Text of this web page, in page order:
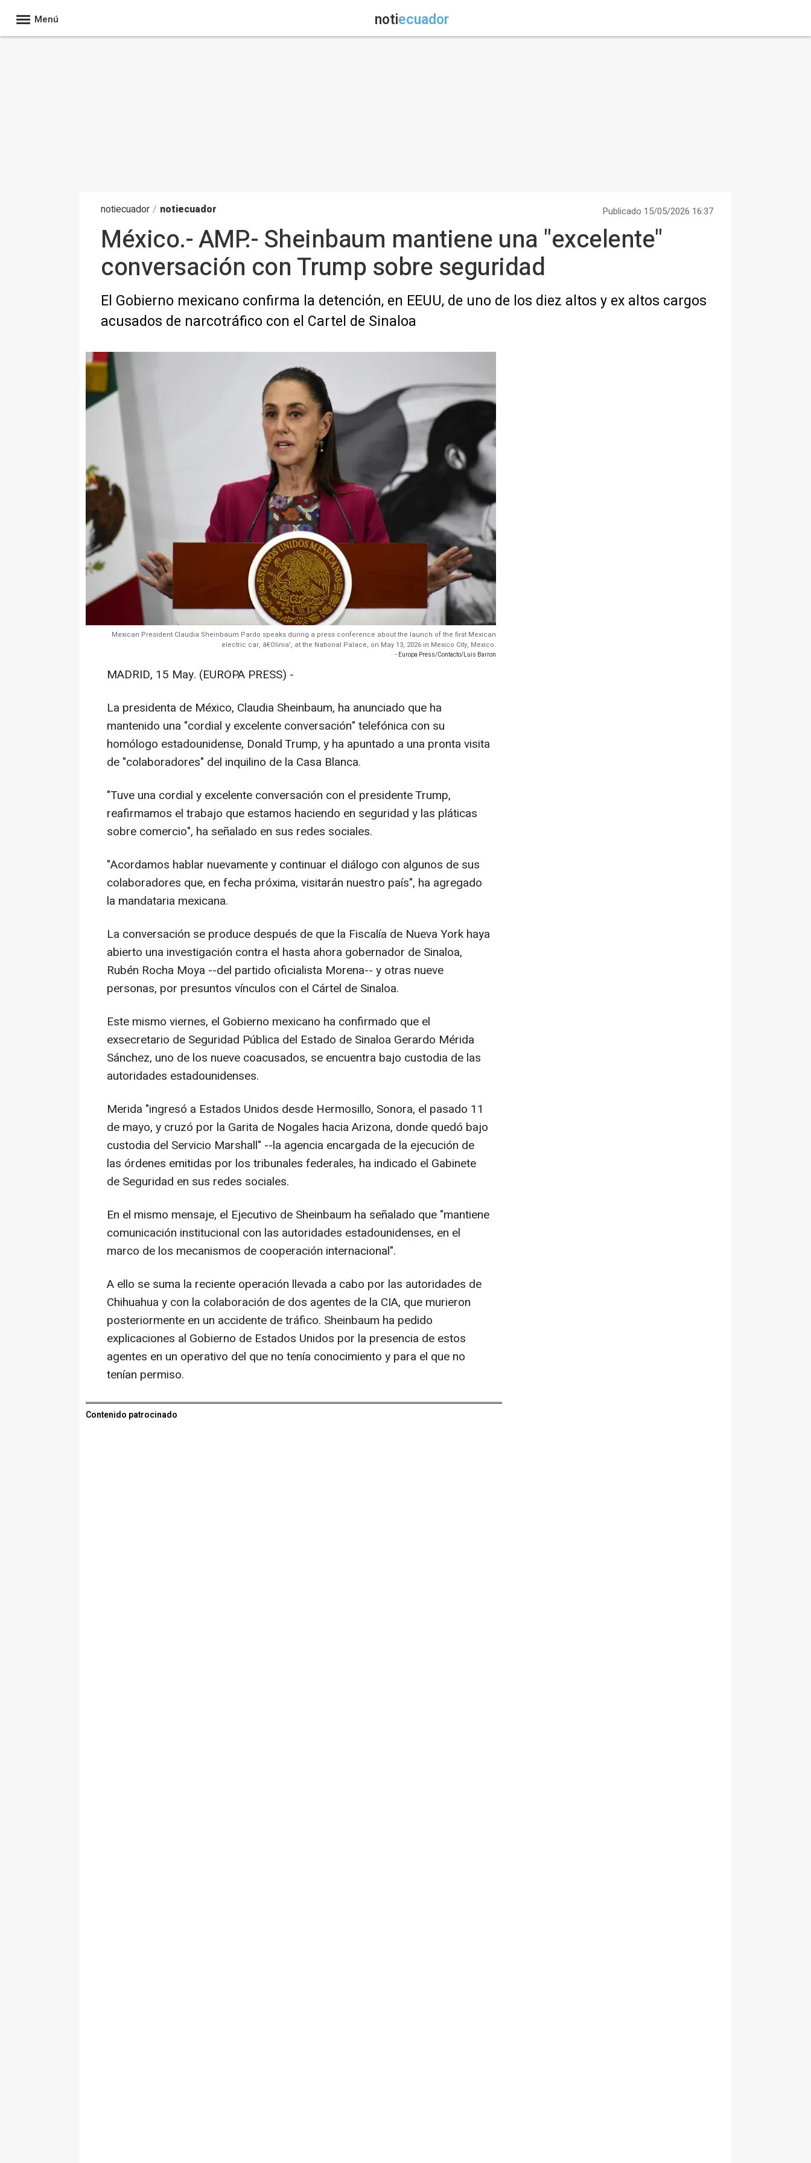
Menú notiecuador
notiecuador / notiecuador Publicado 15/05/2026 16:37
México.- AMP.- Sheinbaum mantiene una "excelente"
conversación con Trump sobre seguridad
El Gobierno mexicano confirma la detención, en EEUU, de uno de los diez altos y ex altos cargos
acusados de narcotráfico con el Cartel de Sinaloa
Mexican President Claudia Sheinbaum Pardo speaks during a press conference about the launch of the first Mexican
electric car, â€Olinia', at the National Palace, on May 13, 2026 in Mexico City, Mexico.
- Europa Press/Contacto/Luis Barron
MADRID, 15 May. (EUROPA PRESS) -
La presidenta de México, Claudia Sheinbaum, ha anunciado que ha
mantenido una "cordial y excelente conversación" telefónica con su
homólogo estadounidense, Donald Trump, y ha apuntado a una pronta visita
de "colaboradores" del inquilino de la Casa Blanca.
"Tuve una cordial y excelente conversación con el presidente Trump,
reafirmamos el trabajo que estamos haciendo en seguridad y las pláticas
sobre comercio", ha señalado en sus redes sociales.
"Acordamos hablar nuevamente y continuar el diálogo con algunos de sus
colaboradores que, en fecha próxima, visitarán nuestro país", ha agregado
la mandataria mexicana.
La conversación se produce después de que la Fiscalía de Nueva York haya
abierto una investigación contra el hasta ahora gobernador de Sinaloa,
Rubén Rocha Moya --del partido oficialista Morena-- y otras nueve
personas, por presuntos vínculos con el Cártel de Sinaloa.
Este mismo viernes, el Gobierno mexicano ha confirmado que el
exsecretario de Seguridad Pública del Estado de Sinaloa Gerardo Mérida
Sánchez, uno de los nueve coacusados, se encuentra bajo custodia de las
autoridades estadounidenses.
Merida "ingresó a Estados Unidos desde Hermosillo, Sonora, el pasado 11
de mayo, y cruzó por la Garita de Nogales hacia Arizona, donde quedó bajo
custodia del Servicio Marshall" --la agencia encargada de la ejecución de
las órdenes emitidas por los tribunales federales, ha indicado el Gabinete
de Seguridad en sus redes sociales.
En el mismo mensaje, el Ejecutivo de Sheinbaum ha señalado que "mantiene
comunicación institucional con las autoridades estadounidenses, en el
marco de los mecanismos de cooperación internacional".
A ello se suma la reciente operación llevada a cabo por las autoridades de
Chihuahua y con la colaboración de dos agentes de la CIA, que murieron
posteriormente en un accidente de tráfico. Sheinbaum ha pedido
explicaciones al Gobierno de Estados Unidos por la presencia de estos
agentes en un operativo del que no tenía conocimiento y para el que no
tenían permiso.
Contenido patrocinado